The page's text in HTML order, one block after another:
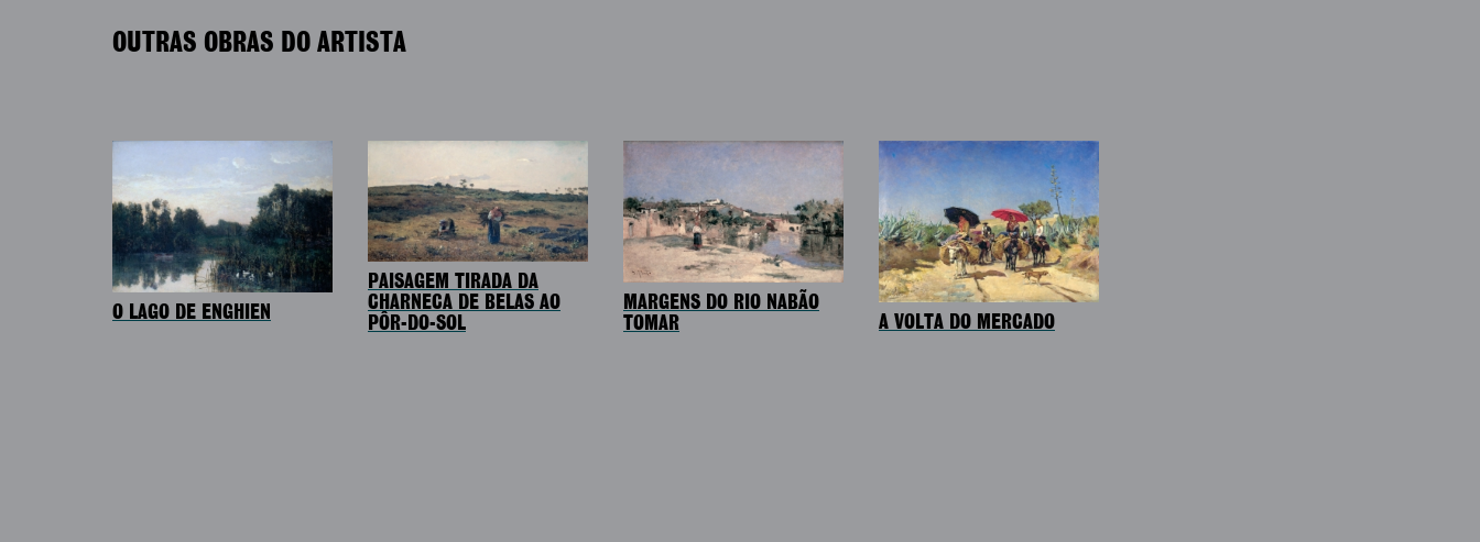
OUTRAS OBRAS DO ARTISTA
O LAGO DE ENGHIEN
PAISAGEM TIRADA DA
CHARNECA DE BELAS AO
PÔR-DO-SOL
MARGENS DO RIO NABÃO
TOMAR
A VOLTA DO MERCADO